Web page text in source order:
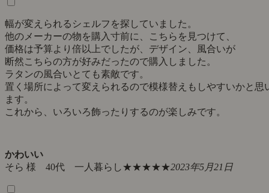
幅が変えられるシェルフを探していました。
他のメーカーの物を購入寸前に、こちらを見つけて、
価格は予算より倍以上でしたが、デザイン、風合いが
断然こちらの方が好みだったので購入しました。
ラタンの風合いとても素敵です。
置く場所によって変えられるので模様替えもしやすいかと思
ます。
これから、いろいろ飾ったりするのが楽しみです。
かわいい
そら 様 40代 一人暮らし★★★★★2023年5月21日